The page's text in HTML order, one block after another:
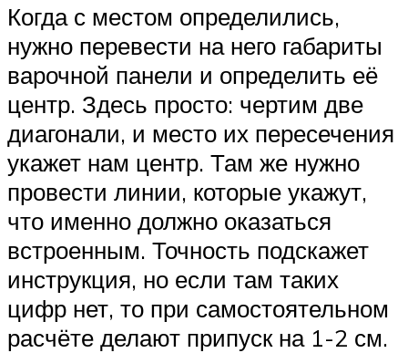
Когда с местом определились,
нужно перевести на него габариты
варочной панели и определить её
центр. Здесь просто: чертим две
диагонали, и место их пересечения
укажет нам центр. Там же нужно
провести линии, которые укажут,
что именно должно оказаться
встроенным. Точность подскажет
инструкция, но если там таких
цифр нет, то при самостоятельном
расчёте делают припуск на 1-2 см.